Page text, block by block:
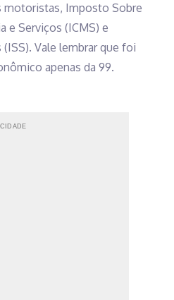
motoristas, Imposto Sobre
e Serviços (ICMS) e
Vale lembrar que foi
apenas da 99.